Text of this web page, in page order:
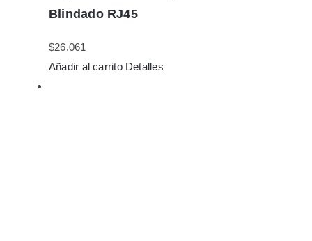
Blindado RJ45
$26.061
Añadir al carrito Detalles